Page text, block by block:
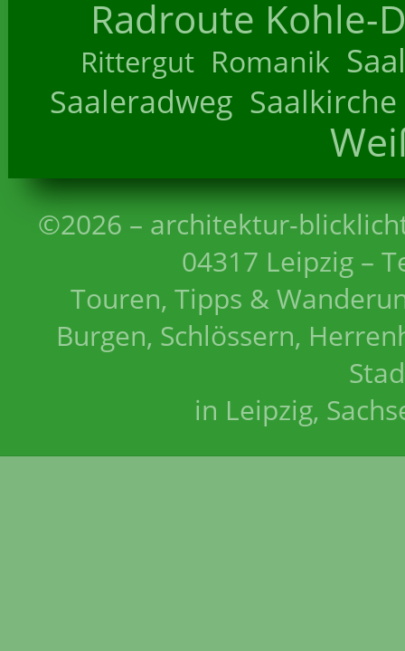
Radroute Kohle-
Rittergut Romanik
Saaleradweg Saalkirche
©2026 – architektur-
04317 Leipzig –
Touren, Tipps &
Burgen, Schlössern,
in Leipzig,